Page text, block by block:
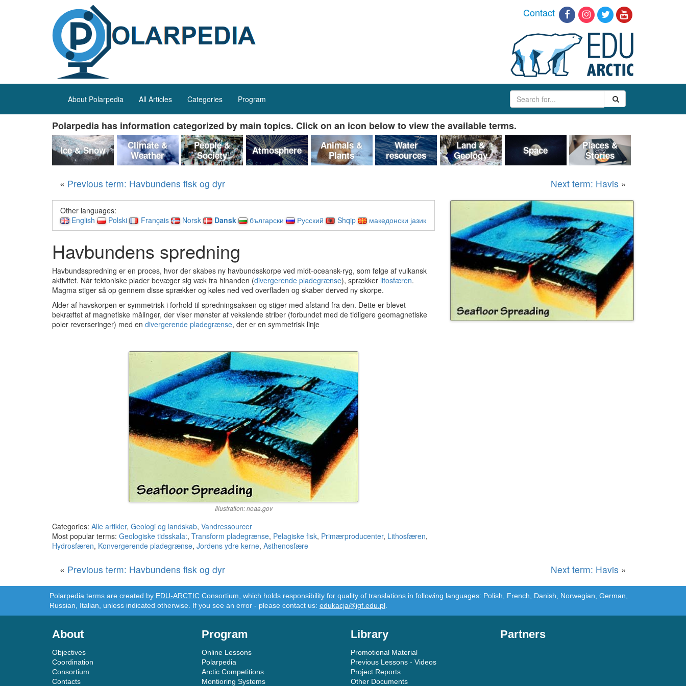
Contact
About Polarpedia All Articles Categories Program
Polarpedia has information categorized by main topics. Click on an icon below to view the available terms.
Ice & Snow
Climate &
Weather
People &
Society
Atmosphere
Animals &
Plants
Water
resources
Land &
Geology
Space
Places &
Stories
« Previous term: Havbundens fisk og dyr Next term: Havis »
Other languages:
English
Polski Français Norsk Dansk български Русский Shqip македонски јазик
Havbundens spredning
Havbundsspredning er en proces, hvor der skabes ny havbundsskorpe ved midt-oceansk-ryg, som følge af vulkansk
aktivitet. Når tektoniske plader bevæger sig væk fra hinanden (divergerende pladegrænse), sprækker litosfæren.
Magma stiger så op gennem disse sprækker og køles ned ved overfladen og skaber derved ny skorpe.
Alder af havskorpen er symmetrisk i forhold til spredningsaksen og stiger med afstand fra den. Dette er blevet
bekræftet af magnetiske målinger, der viser mønster af vekslende striber (forbundet med de tidligere geomagnetiske
poler reverseringer) med en divergerende pladegrænse, der er en symmetrisk linje
Illustration: noaa.gov
Categories: Alle artikler, Geologi og landskab, Vandressourcer
Most popular terms: Geologiske tidsskala:, Transform pladegrænse, Pelagiske fisk, Primærproducenter, Lithosfæren,
Hydrosfæren, Konvergerende pladegrænse, Jordens ydre kerne, Asthenosfære
« Previous term: Havbundens fisk og dyr Next term: Havis »
Polarpedia terms are created by EDU-ARCTIC Consortium, which holds responsibility for quality of translations in following languages: Polish, French, Danish, Norwegian, German,
Russian, Italian, unless indicated otherwise. If you see an error - please contact us: edukacja@igf.edu.pl
About
Objectives
Coordination
Consortium
Contacts
Program
Online Lessons
Polarpedia
Arctic Competitions
Montioring Systems
Library
Promotional Material
Previous Lessons - Videos
Project Reports
Other Documents
Partners